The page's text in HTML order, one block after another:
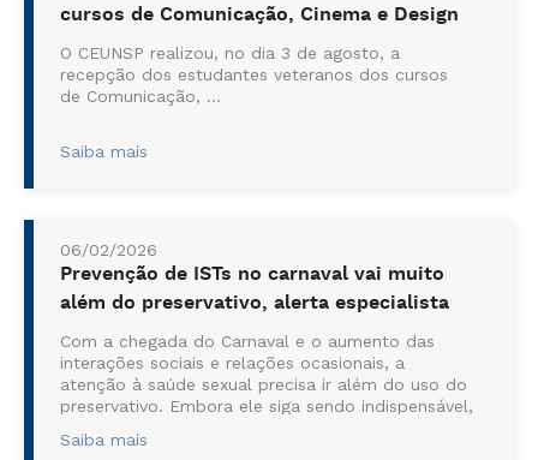
cursos de Comunicação, Cinema e Design
O CEUNSP realizou, no dia 3 de agosto, a
recepção dos estudantes veteranos dos cursos
de Comunicação, ...
Saiba mais
06/02/2026
Prevenção de ISTs no carnaval vai muito
além do preservativo, alerta especialista
Com a chegada do Carnaval e o aumento das
interações sociais e relações ocasionais, a
atenção à saúde sexual precisa ir além do uso do
preservativo. Embora ele siga sendo indispensável,
negligenciados pela população, segundo o
Saiba mais